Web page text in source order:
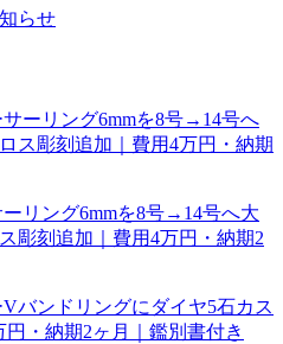
らせ
リング6mmを8号→14号へ大
彫刻追加｜費用4万円・納期2